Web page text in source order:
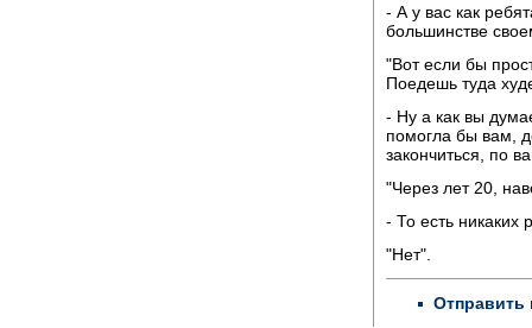
- А у вас как
большинстве
"Вот если бы
Поедешь туда
- Ну а как вы
помогла бы вам,
закончиться, по
"Через лет 20,
- То есть никаких
"Нет".
Отправить